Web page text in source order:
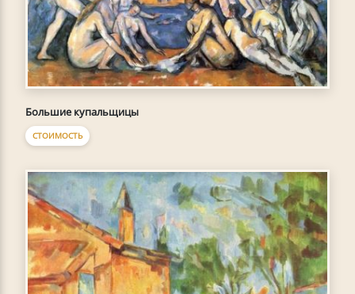
Большие купальщицы
СТОИМОСТЬ